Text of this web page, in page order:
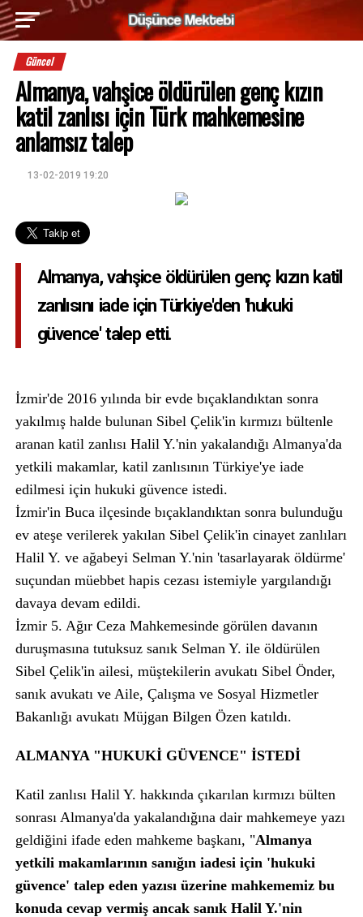
Güncel
Almanya, vahşice öldürülen genç kızın
katil zanlısı için Türk mahkemesine
anlamsız talep
13-02-2019 19:20
Almanya, vahşice öldürülen genç kızın katil
zanlısını iade için Türkiye'den 'hukuki
güvence' talep etti.
İzmir'de 2016 yılında bir evde bıçaklandıktan sonra
yakılmış halde bulunan Sibel Çelik'in kırmızı bültenle
aranan katil zanlısı Halil Y.'nin yakalandığı Almanya'da
yetkili makamlar, katil zanlısının Türkiye'ye iade
edilmesi için hukuki güvence istedi.
İzmir'in Buca ilçesinde bıçaklandıktan sonra bulunduğu
ev ateşe verilerek yakılan Sibel Çelik'in cinayet zanlıları
Halil Y. ve ağabeyi Selman Y.'nin 'tasarlayarak öldürme'
suçundan müebbet hapis cezası istemiyle yargılandığı
davaya devam edildi.
İzmir 5. Ağır Ceza Mahkemesinde görülen davanın
duruşmasına tutuksuz sanık Selman Y. ile öldürülen
Sibel Çelik'in ailesi, müştekilerin avukatı Sibel Önder,
sanık avukatı ve Aile, Çalışma ve Sosyal Hizmetler
Bakanlığı avukatı Müjgan Bilgen Özen katıldı.
ALMANYA "HUKUKİ GÜVENCE" İSTEDİ
Katil zanlısı Halil Y. hakkında çıkarılan kırmızı bülten
sonrası Almanya'da yakalandığına dair mahkemeye yazı
geldiğini ifade eden mahkeme başkanı, "Almanya
yetkili makamlarının sanığın iadesi için 'hukuki
güvence' talep eden yazısı üzerine mahkememiz bu
konuda cevap vermiş ancak sanık Halil Y.'nin